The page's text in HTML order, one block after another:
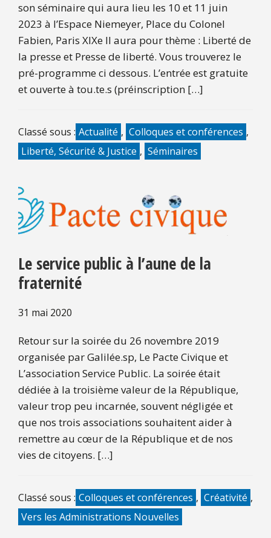
son séminaire qui aura lieu les 10 et 11 juin
2023 à l’Espace Niemeyer, Place du Colonel
Fabien, Paris XIXe Il aura pour thème : Liberté de
la presse et Presse de liberté. Vous trouverez le
pré-programme ci dessous. L’entrée est gratuite
et ouverte à tou.te.s (préinscription […]
Classé sous : Actualité , Colloques et conférences ,
Liberté, Sécurité & Justice , Séminaires
Le service public à l’aune de la
fraternité
31 mai 2020
Retour sur la soirée du 26 novembre 2019
organisée par Galilée.sp, Le Pacte Civique et
L’association Service Public. La soirée était
dédiée à la troisième valeur de la République,
valeur trop peu incarnée, souvent négligée et
que nos trois associations souhaitent aider à
remettre au cœur de la République et de nos
vies de citoyens. […]
Classé sous : Colloques et conférences , Créativité ,
Vers les Administrations Nouvelles